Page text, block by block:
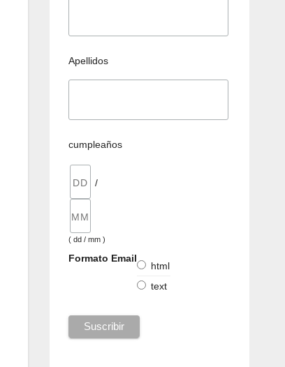
Apellidos
cumpleaños
/
( dd / mm )
Formato Email
html
text